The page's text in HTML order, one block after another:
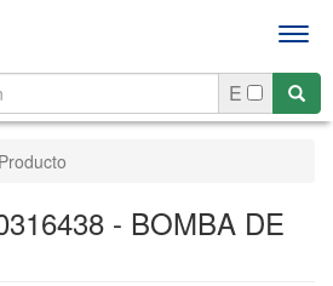
E
Producto
- BOMBA DE